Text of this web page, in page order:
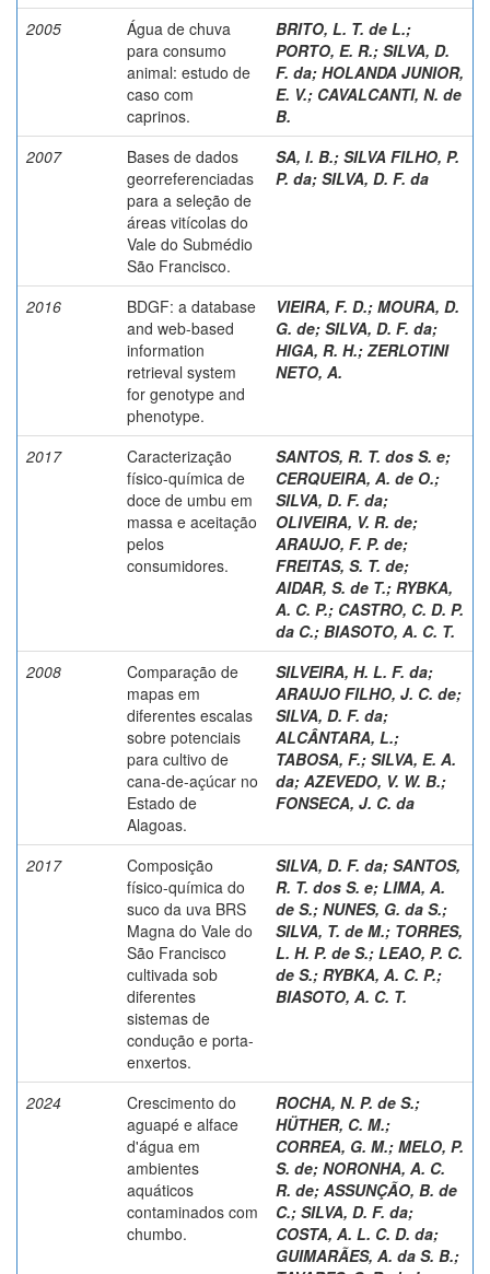
2005
Água de chuva
para consumo
animal: estudo de
caso com
caprinos.
BRITO, L. T. de L.;
PORTO, E. R.; SILVA, D.
F. da; HOLANDA JUNIOR,
E. V.; CAVALCANTI, N. de
B.
2007
Bases de dados
georreferenciadas
para a seleção de
áreas vitícolas do
Vale do Submédio
São Francisco.
SA, I. B.; SILVA FILHO, P.
P. da; SILVA, D. F. da
2016
BDGF: a database
and web-based
information
retrieval system
for genotype and
phenotype.
VIEIRA, F. D.; MOURA, D.
G. de; SILVA, D. F. da;
HIGA, R. H.; ZERLOTINI
NETO, A.
2017
Caracterização
físico-química de
doce de umbu em
massa e aceitação
pelos
consumidores.
SANTOS, R. T. dos S. e;
CERQUEIRA, A. de O.;
SILVA, D. F. da;
OLIVEIRA, V. R. de;
ARAUJO, F. P. de;
FREITAS, S. T. de;
AIDAR, S. de T.; RYBKA,
A. C. P.; CASTRO, C. D. P.
da C.; BIASOTO, A. C. T.
2008
Comparação de
mapas em
diferentes escalas
sobre potenciais
para cultivo de
cana-de-açúcar no
Estado de
Alagoas.
SILVEIRA, H. L. F. da;
ARAUJO FILHO, J. C. de;
SILVA, D. F. da;
ALCÂNTARA, L.;
TABOSA, F.; SILVA, E. A.
da; AZEVEDO, V. W. B.;
FONSECA, J. C. da
2017
Composição
físico-química do
suco da uva BRS
Magna do Vale do
São Francisco
cultivada sob
diferentes
sistemas de
condução e porta-
enxertos.
SILVA, D. F. da; SANTOS,
R. T. dos S. e; LIMA, A.
de S.; NUNES, G. da S.;
SILVA, T. de M.; TORRES,
L. H. P. de S.; LEAO, P. C.
de S.; RYBKA, A. C. P.;
BIASOTO, A. C. T.
2024
Crescimento do
aguapé e alface
d'água em
ambientes
aquáticos
contaminados com
chumbo.
ROCHA, N. P. de S.;
HÜTHER, C. M.;
CORREA, G. M.; MELO, P.
S. de; NORONHA, A. C.
R. de; ASSUNÇÃO, B. de
C.; SILVA, D. F. da;
COSTA, A. L. C. D. da;
GUIMARÃES, A. da S. B.;